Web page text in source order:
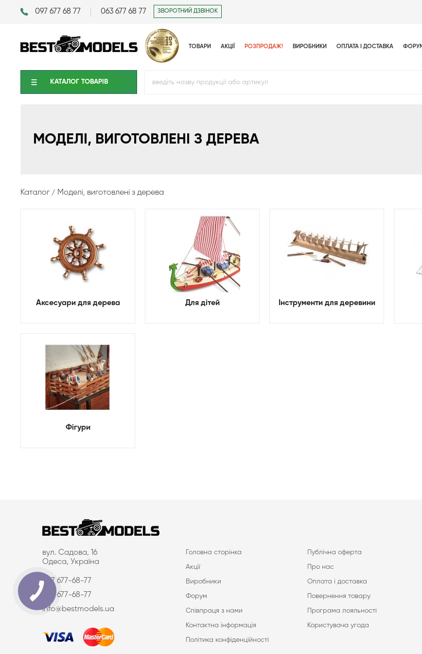
097 677 68 77 063 677 68 77 ЗВОРОТНИЙ ДЗВІНОК
ТОВАРИ АКЦІЇ РОЗПРОДАЖ! ВИРОБНИКИ ОПЛАТА І ДОСТАВКА
КАТАЛОГ ТОВАРIВ
МОДЕЛІ, ВИГОТОВЛЕНІ З ДЕРЕВА
Каталог Моделі, виготовлені з дерева
Аксесуари для дерева Для дітей Інструменти для деревини
Фігури
вул. Садова, 16
Одеса, Україна
097 677-68-77
063 677-68-77
info@bestmodels.ua
Головна сторінка Публічна оферта
Акції Про нас
Виробники Оплата і доставка
Форум Повернення товару
Співпраця з нами Програма лояльності
Контактна інформація Користувача угода
Політика конфіденційності